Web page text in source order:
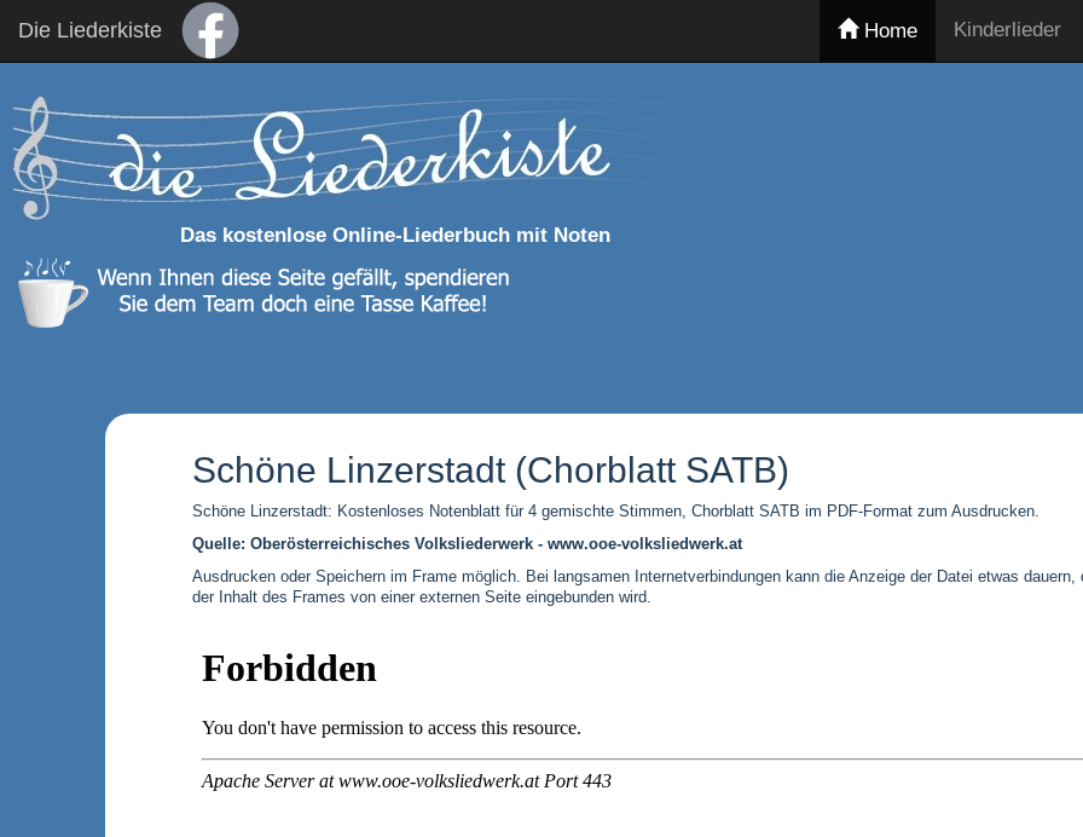
Die Liederkiste Home Kinderlieder
Das kostenlose Online-Liederbuch mit Noten
Schöne Linzerstadt (Chorblatt SATB)
Schöne Linzerstadt: Kostenloses Notenblatt für 4 gemischte Stimmen, Chorblatt SATB im PDF-Format zum Ausdrucken.
Quelle: Oberösterreichisches Volksliederwerk - www.ooe-volksliedwerk.at
Ausdrucken oder Speichern im Frame möglich. Bei langsamen Internetverbindungen kann die Anzeige der Datei etwas dauern,
der Inhalt des Frames von einer externen Seite eingebunden wird.